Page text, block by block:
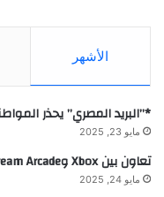
الأشهر
*”البريد المصري” يحذر
مايو 23, 2025
تعاون بين Xbox وAntstream Arcade
مايو 24, 2025